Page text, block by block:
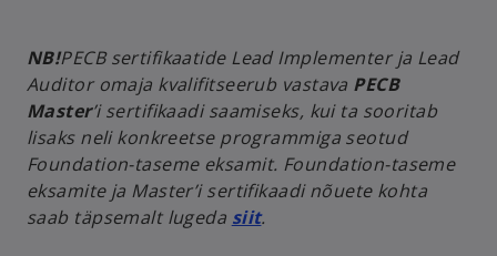
NB!PECB sertifikaatide Lead Implementer ja Lead
Auditor omaja kvalifitseerub vastava PECB
Master’i sertifikaadi saamiseks, kui ta sooritab
lisaks neli konkreetse programmiga seotud
Foundation-taseme eksamit. Foundation-taseme
eksamite ja Master’i sertifikaadi nõuete kohta
saab täpsemalt lugeda siit.